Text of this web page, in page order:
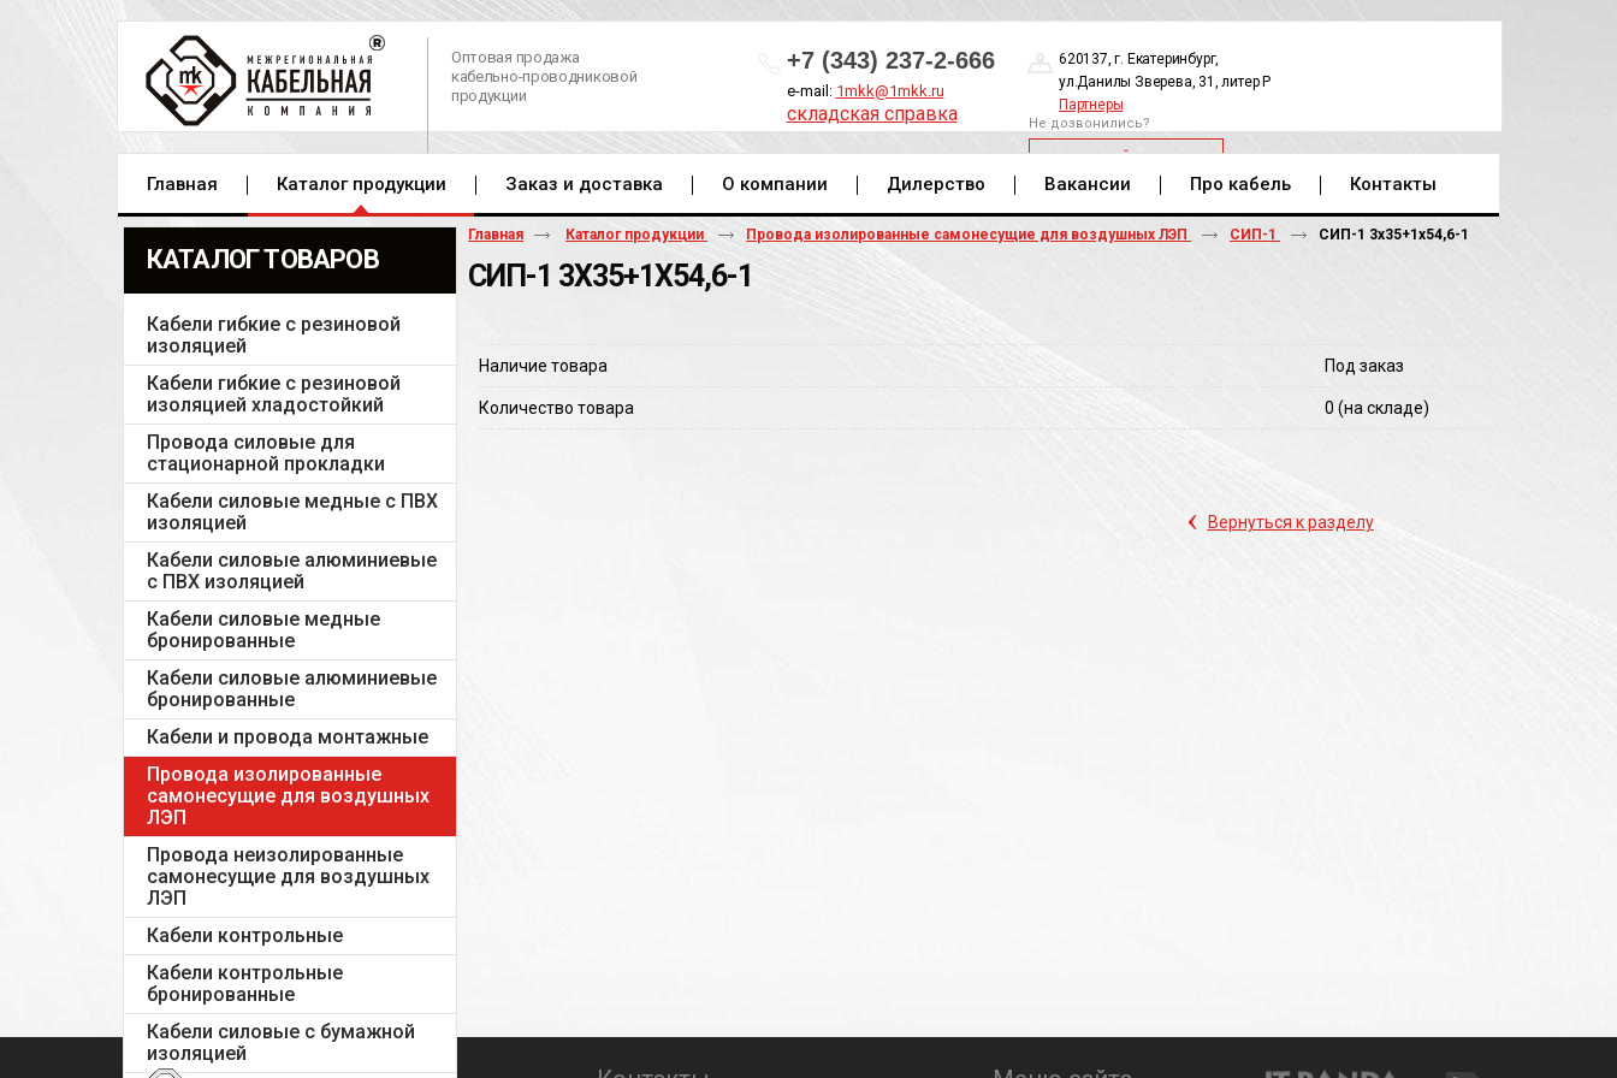
Оптовая продажа
кабельно-проводниковой
продукции
+7 (343) 237-2-666
e-mail: 1mkk@1mkk.ru
складская справка
620137, г. Екатеринбург,
ул.Данилы Зверева, 31, литер Р
Партнеры
Не дозвонились?
ОБРАТНЫЙ ЗВОНОК
Главная Каталог продукции Заказ и доставка О компании Дилерство Вакансии Про кабель Контакты
КАТАЛОГ ТОВАРОВ
Кабели гибкие с резиновой
изоляцией
Кабели гибкие с резиновой
изоляцией хладостойкий
Провода силовые для
стационарной прокладки
Кабели силовые медные с ПВХ
изоляцией
Кабели силовые алюминиевые
с ПВХ изоляцией
Кабели силовые медные
бронированные
Кабели силовые алюминиевые
бронированные
Кабели и провода монтажные
Провода изолированные
самонесущие для воздушных
ЛЭП
Провода неизолированные
самонесущие для воздушных
ЛЭП
Кабели контрольные
Кабели контрольные
бронированные
Кабели силовые с бумажной
изоляцией
Главная Каталог продукции Провода изолированные самонесущие для воздушных ЛЭП СИП-1 СИП-1 3х35+1х54,6-1
СИП-1 3Х35+1Х54,6-1
Наличие товара Под заказ
Количество товара 0 (на складе)
‹ Вернуться к разделу